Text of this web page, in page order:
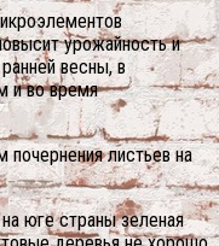
урожайность и
весны, в
и во время
почернения листьев на
юге страны зеленая